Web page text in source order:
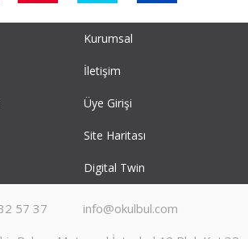
Kurumsal
İletişim
Üye Girişi
Site Haritası
Digital Twin
57 37
info@okulbul.com